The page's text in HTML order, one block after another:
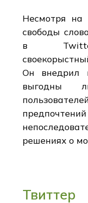
Несмотря на
свободы
в Twitter
Он внедрил
выгодны
решениях о